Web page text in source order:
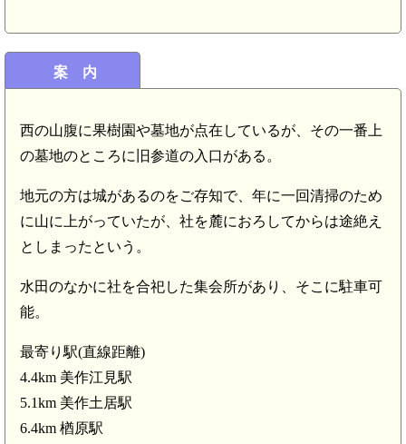
案 内
西の山腹に果樹園や墓地が点在しているが、その一番上
の墓地のところに旧参道の入口がある。
地元の方は城があるのをご存知で、年に一回清掃のため
に山に上がっていたが、社を麓におろしてからは途絶え
としまったという。
水田のなかに社を合祀した集会所があり、そこに駐車可
能。
最寄り駅(直線距離)
4.4km 美作江見駅
5.1km 美作土居駅
6.4km 楢原駅